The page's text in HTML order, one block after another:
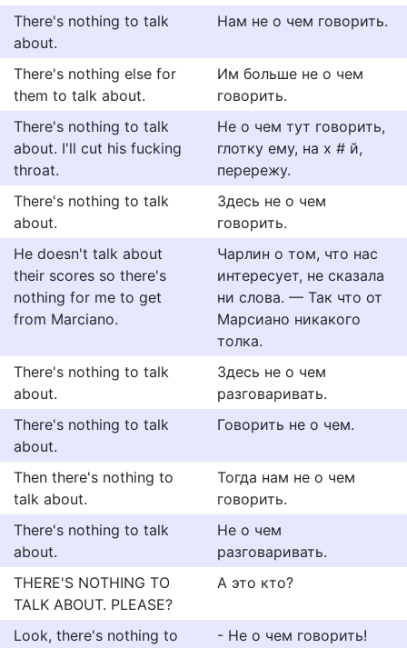
There's nothing to talk
about.
Нам не о чем говорить.
There's nothing else for
them to talk about.
Им больше не о чем
говорить.
There's nothing to talk
about. I'll cut his fucking
throat.
Не о чем тут говорить,
глотку ему, на х # й,
перережу.
There's nothing to talk
about.
Здесь не о чем
говорить.
He doesn't talk about
their scores so there's
nothing for me to get
from Marciano.
Чарлин о том, что нас
интересует, не сказала
ни слова. — Так что от
Марсиано никакого
толка.
There's nothing to talk
about.
Здесь не о чем
разговаривать.
There's nothing to talk
about.
Говорить не о чем.
Then there's nothing to
talk about.
Тогда нам не о чем
говорить.
There's nothing to talk
about.
Не о чем
разговаривать.
THERE'S NOTHING TO
TALK ABOUT. PLEASE?
А это кто?
Look, there's nothing to - Не о чем говорить!